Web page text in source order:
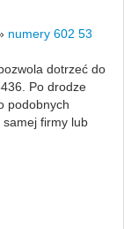
numery 602 53
dotrzeć do
Po drodze
podobnych
firmy lub